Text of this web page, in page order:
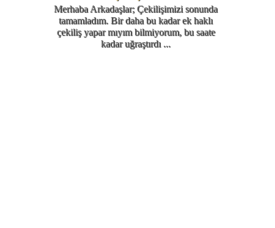
Merhaba Arkadaşlar; Çekilişimizi sonunda
tamamladım. Bir daha bu kadar ek haklı
çekiliş yapar mıyım bilmiyorum, bu saate
kadar uğraştırdı ...